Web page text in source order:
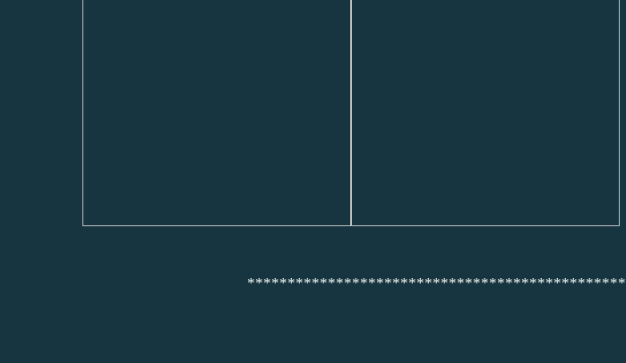
***********************************************